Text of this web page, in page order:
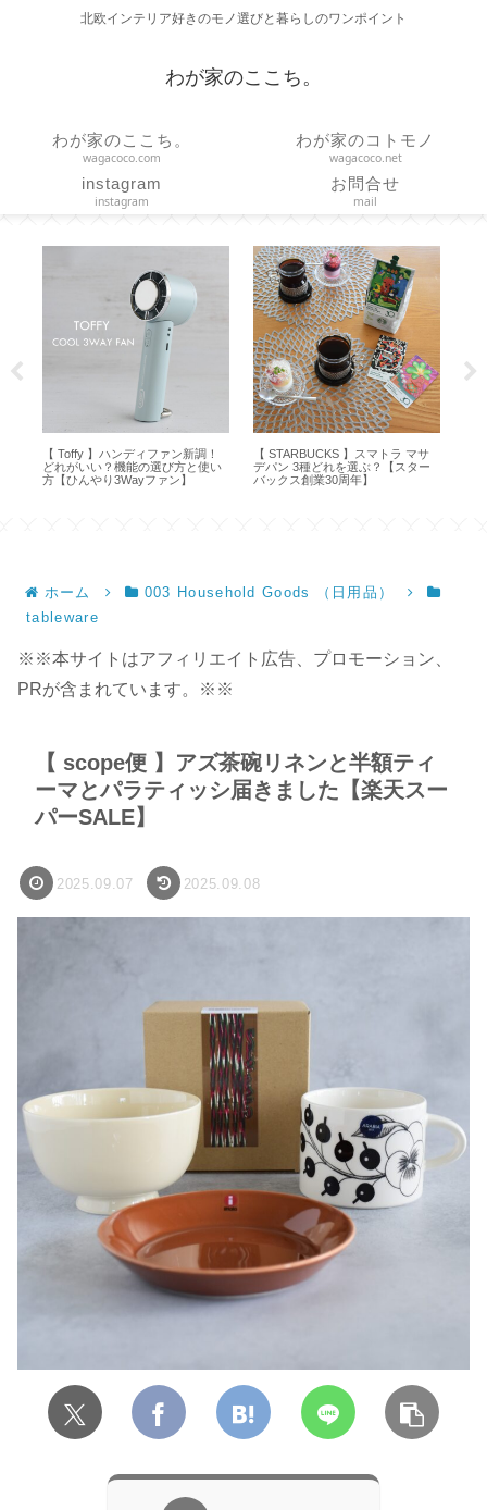
北欧インテリア好きのモノ選びと暮らしのワンポイント
わが家のここち。
わが家のここち。
wagacoco.com
わが家のコトモノ
wagacoco.net
instagram
instagram
お問合せ
mail
ン新調！
び方と使い
【 STARBUCKS 】スマトラ マサ
デパン 3種どれを選ぶ？【スター
バックス創業30周年】
【オキシクリーン】アメリカ版使
ってみました！日本版との違い
は？【 OXICLEAN 】
ホーム
003 Household Goods （日用品）
tableware
※※本サイトはアフィリエイト広告、プロモーション、
PRが含まれています。※※
【 scope便 】アズ茶碗リネンと半額ティ
ーマとパラティッシ届きました【楽天スー
パーSALE】
2025.09.07 2025.09.08